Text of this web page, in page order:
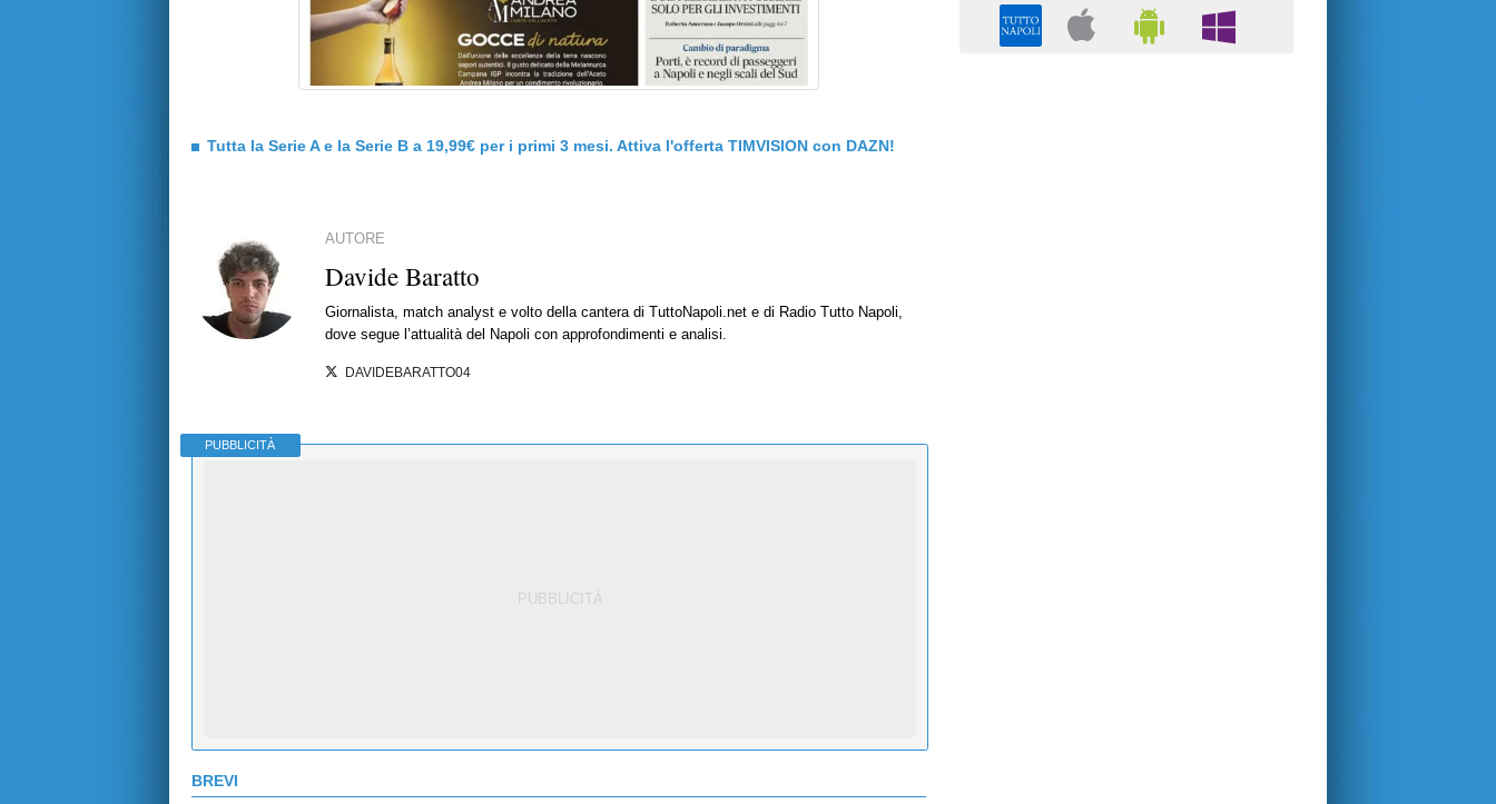
Tutta la Serie A e la Serie B a 19,99€ per i primi 3 mesi. Attiva l'offerta TIMVISION con DAZN!
AUTORE
Davide Baratto
Giornalista, match analyst e volto della cantera di TuttoNapoli.net e di Radio Tutto Napoli,
dove segue l’attualità del Napoli con approfondimenti e analisi.
DAVIDEBARATTO04
PUBBLICITÀ
BREVI